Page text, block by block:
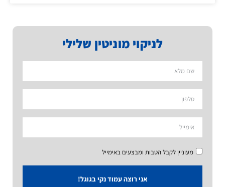
לניקוי מוניטין שלילי
מעוניין לקבל הטבות ומבצעים באימייל
אני רוצה עמוד נקי בגוגל!